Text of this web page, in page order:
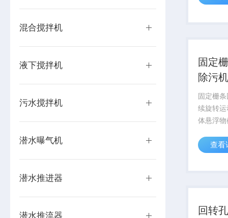
混合搅拌机
液下搅拌机
污水搅拌机
潜水曝气机
潜水推进器
潜水推流器
反向运
固定
除污机
固定栅
续旋转
体悬浮
方向，
的橡胶
查看
回转